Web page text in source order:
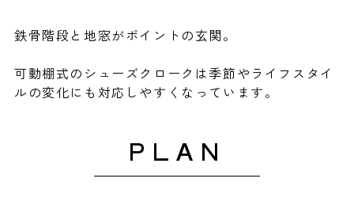
鉄骨階段と地窓がポイントの玄関。
可動棚式のシューズクロークは季節やライフスタイ
ルの変化にも対応しやすくなっています。
PLAN